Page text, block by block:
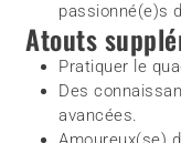
passionné(e)s
Atouts
Pratiquer le
Des
avancées.